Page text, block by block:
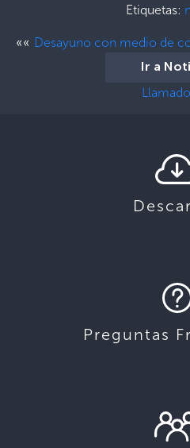
Etiquetas:
«« Desayuno con medio de
Ir a
Preguntas